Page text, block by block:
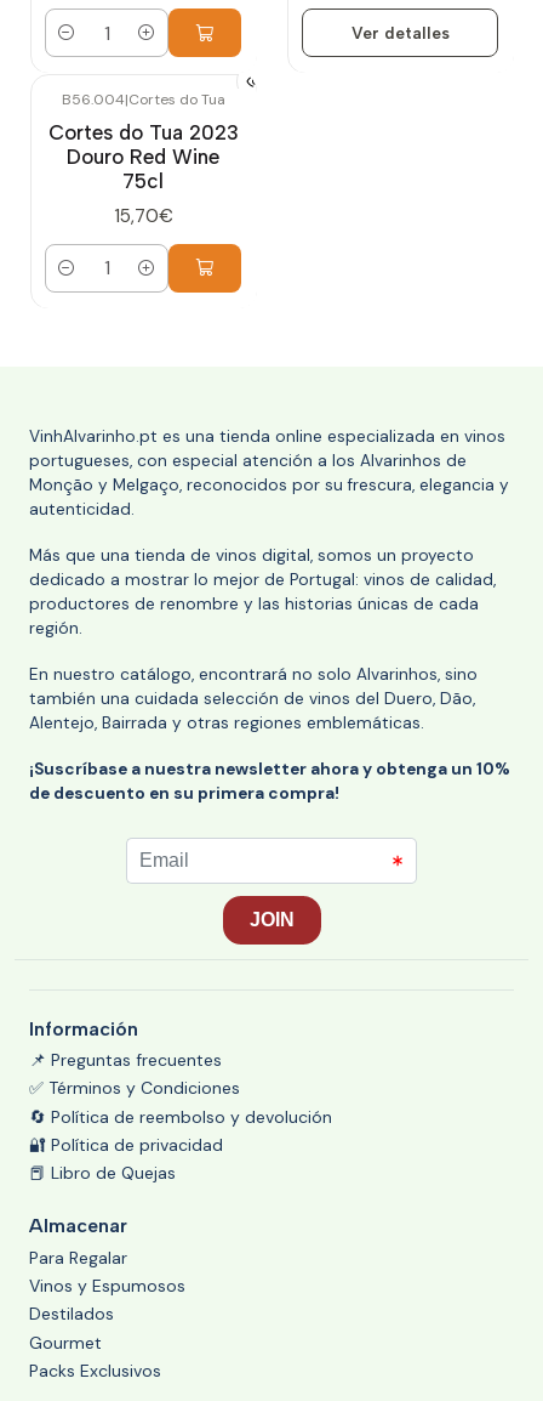
Cantidad
Ver detalles
B56.004|Cortes do Tua
Cortes do Tua 2023
Douro Red Wine
75cl
15,70€
Cantidad
VinhAlvarinho.pt es una tienda online especializada en vinos
portugueses, con especial atención a los Alvarinhos de
Monção y Melgaço, reconocidos por su frescura, elegancia y
autenticidad.
Más que una tienda de vinos digital, somos un proyecto
dedicado a mostrar lo mejor de Portugal: vinos de calidad,
productores de renombre y las historias únicas de cada
región.
En nuestro catálogo, encontrará no solo Alvarinhos, sino
también una cuidada selección de vinos del Duero, Dão,
Alentejo, Bairrada y otras regiones emblemáticas.
¡Suscríbase a nuestra newsletter ahora y obtenga un 10%
de descuento en su primera compra!
Información
📌 Preguntas frecuentes
✅ Términos y Condiciones
🔄 Política de reembolso y devolución
🔐 Política de privacidad
📕 Libro de Quejas
Almacenar
Para Regalar
Vinos y Espumosos
Destilados
Gourmet
Packs Exclusivos